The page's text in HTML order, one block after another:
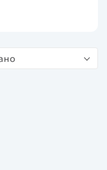
роль. Ведуча
to ADHD».